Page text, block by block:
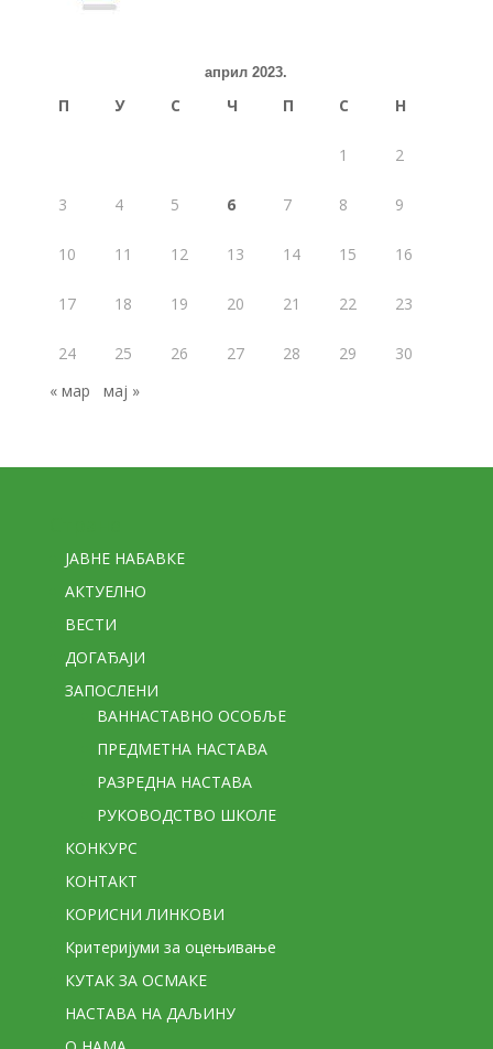
април 2023.
П У С Ч П С Н
1 2
3 4 5 6 7 8 9
10 11 12 13 14 15 16
17 18 19 20 21 22 23
24 25 26 27 28 29
30
« мар
мај »
ЈАВНЕ НАБАВКЕ
АКТУЕЛНО
ВЕСТИ
ДОГАЂАЈИ
ЗАПОСЛЕНИ
ВАННАСТАВНО ОСОБЉЕ
ПРЕДМЕТНА НАСТАВА
РАЗРЕДНА НАСТАВА
РУКОВОДСТВО ШКОЛЕ
КОНКУРС
КОНТАКТ
КОРИСНИ ЛИНКОВИ
Критеријуми за оцењивање
КУТАК ЗА ОСМАКЕ
НАСТАВА НА ДАЉИНУ